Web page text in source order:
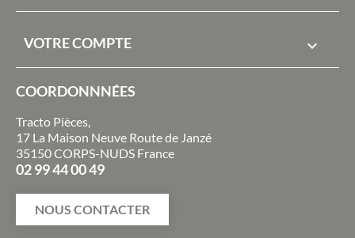
VOTRE COMPTE 
COORDONNNÉES
Tracto Pièces,
17 La Maison Neuve Route de Janzé
35150 CORPS-NUDS France
02 99 44 00 49
NOUS CONTACTER